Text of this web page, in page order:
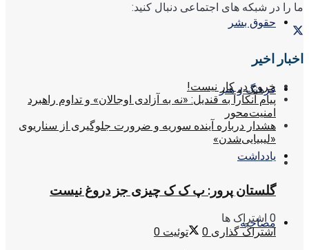
حقوق بشر
فرهنگ و هنر
یادداشت
مصاحبه
ما را در شبکه های اجتماعی دنبال کنید:
اخبار اخیر
خروج در کار نیست!
پیام آنکارا به قندیل: «نه به آزادی اوجالان» و تداوم راهبرد
امنیت‌محور
هشدار درباره آینده سوریه و ضرورت جلوگیری از سناریوی
«لیبیایی‌شدن»
گلستان پرور: پ ک ک چیزی جز دروغ نیست
0 اشتراک ها
اشتراک گذاری 0 توئیت 0